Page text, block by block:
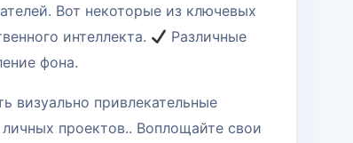
Вот некоторые из ключевых
интеллекта.
Различные
фона.
визуально привлекательные
проектов.. Воплощайте свои